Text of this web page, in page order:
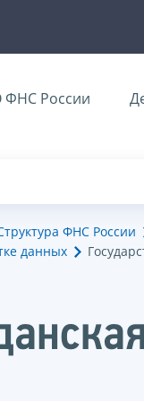
ФНС России
ФНС России
данных